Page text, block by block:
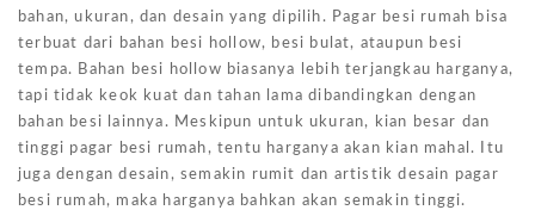
bahan, ukuran, dan desain yang dipilih. Pagar besi rumah bisa
terbuat dari bahan besi hollow, besi bulat, ataupun besi
tempa. Bahan besi hollow biasanya lebih terjangkau harganya,
tapi tidak keok kuat dan tahan lama dibandingkan dengan
bahan besi lainnya. Meskipun untuk ukuran, kian besar dan
tinggi pagar besi rumah, tentu harganya akan kian mahal. Itu
juga dengan desain, semakin rumit dan artistik desain pagar
besi rumah, maka harganya bahkan akan semakin tinggi.